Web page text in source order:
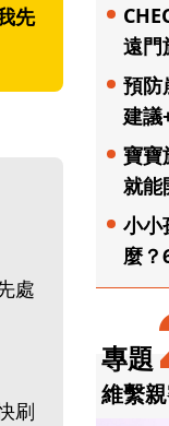
先
處
刷
遠門
預防
建議
寶寶
就能
小小
麼？
專題
維繫